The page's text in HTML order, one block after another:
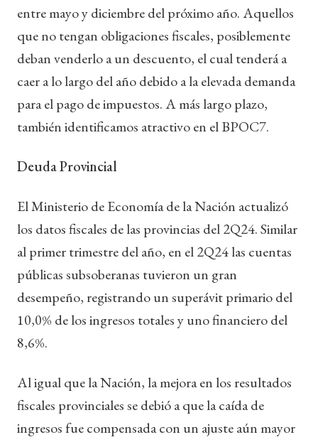
entre mayo y diciembre del próximo año. Aquellos
que no tengan obligaciones fiscales, posiblemente
deban venderlo a un descuento, el cual tenderá a
caer a lo largo del año debido a la elevada demanda
para el pago de impuestos. A más largo plazo,
también identificamos atractivo en el BPOC7.
Deuda Provincial
El Ministerio de Economía de la Nación actualizó
los datos fiscales de las provincias del 2Q24. Similar
al primer trimestre del año, en el 2Q24 las cuentas
públicas subsoberanas tuvieron un gran
desempeño, registrando un superávit primario del
10,0% de los ingresos totales y uno financiero del
8,6%.
Al igual que la Nación, la mejora en los resultados
fiscales provinciales se debió a que la caída de
ingresos fue compensada con un ajuste aún mayor